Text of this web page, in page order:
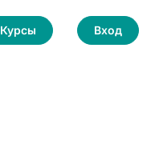
Курсы Вход